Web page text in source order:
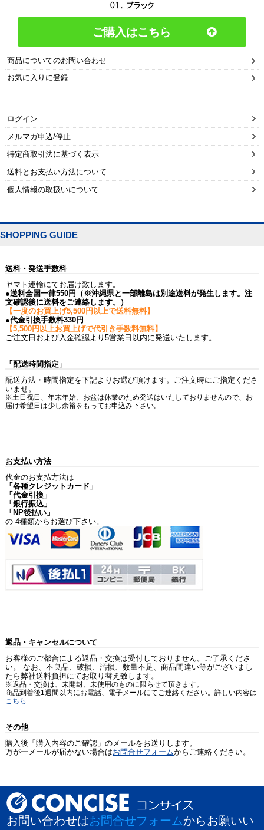
ご購入はこちら
商品についてのお問い合わせ
お気に入りに登録
ログイン
メルマガ申込/停止
特定商取引法に基づく表示
送料とお支払い方法について
個人情報の取扱いについて
SHOPPING GUIDE
送料・発送手数料
ヤマト運輸にてお届け致します。
●送料全国一律550円（※沖縄県と一部離島は別途送料が発生します。注
文確認後に送料をご連絡します。）
【一度のお買上げ5,500円以上で送料無料】
●代金引換手数料330円
【5,500円以上お買上げで代引き手数料無料】
ご注文日および入金確認より5営業日以内に発送いたします。
「配送時間指定」
配送方法・時間指定を下記よりお選び頂けます。ご注文時にご指定くださ
いませ。
※土日祝日、年末年始、お盆は休業のため発送はいたしておりませんので、お
届け希望日は少し余裕をもってお申込み下さい。
お支払い方法
代金のお支払方法は
「各種クレジットカード」
「代金引換」
「銀行振込」
「NP後払い」
の 4種類からお選び下さい。
返品・キャンセルについて
お客様のご都合による返品・交換は受付しておりません。ご了承くださ
い。 なお、不良品、破損、汚損、数量不足、商品間違い等がございまし
たら弊社送料負担にてお取り替え致します。
※返品・交換は、未開封、未使用のものに限らせて頂きます。
商品到着後1週間以内にお電話、電子メールにてご連絡ください。詳しい内容は
こちら
その他
購入後「購入内容のご確認」のメールをお送りします。
万が一メールが届かない場合はお問合せフォームからご連絡ください。
お問い合わせはお問合せフォームからお願いい